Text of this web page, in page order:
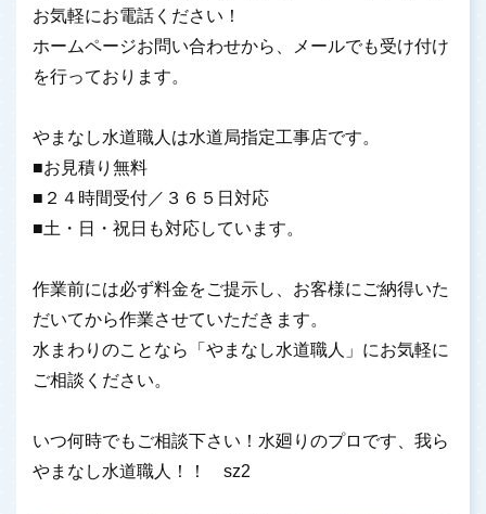
お気軽にお電話ください！
ホームページお問い合わせから、メールでも受け付け
を行っております。
やまなし水道職人は水道局指定工事店です。
■お見積り無料
■２４時間受付／３６５日対応
■土・日・祝日も対応しています。
作業前には必ず料金をご提示し、お客様にご納得いた
だいてから作業させていただきます。
水まわりのことなら「やまなし水道職人」にお気軽に
ご相談ください。
いつ何時でもご相談下さい！水廻りのプロです、我ら
やまなし水道職人！！ sz2